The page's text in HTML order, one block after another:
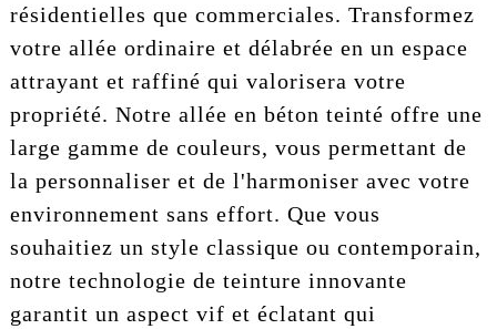
résidentielles que commerciales. Transformez
votre allée ordinaire et délabrée en un espace
attrayant et raffiné qui valorisera votre
propriété. Notre allée en béton teinté offre une
large gamme de couleurs, vous permettant de
la personnaliser et de l'harmoniser avec votre
environnement sans effort. Que vous
souhaitiez un style classique ou contemporain,
notre technologie de teinture innovante
garantit un aspect vif et éclatant qui